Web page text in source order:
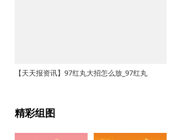
【天天报资讯】97红丸大招怎么放_97红丸
精彩组图